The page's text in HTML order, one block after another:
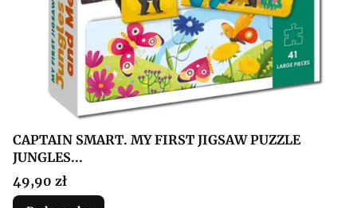
CAPTAIN SMART. MY FIRST JIGSAW PUZZLE
JUNGLES...
Cena
49,90 zł